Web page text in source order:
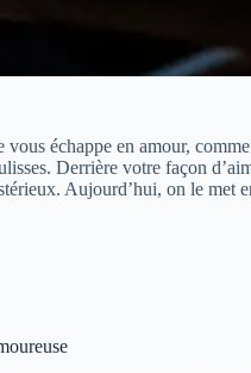
vous échappe en amour,
Derrière votre façon
Aujourd’hui, on le met